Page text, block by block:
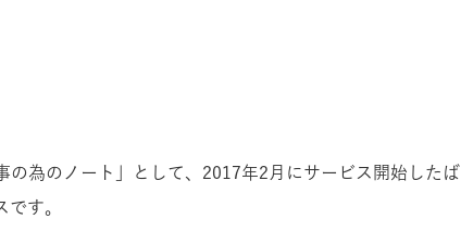
為のノート」として、2017年2月にサービス開始したば
す。